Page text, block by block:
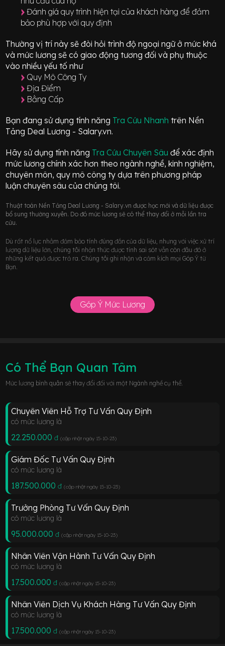
Đánh giá quy trình hiện tại của khách hàng để đảm
bảo phù hợp với quy định
Thường vị trí này sẽ đòi hỏi trình độ ngoại ngữ ở mứckhá
và mức lương sẽ có giao động tương đối và phụ thuộc
vào nhiều yếu tố như
Quy Mô Công Ty
Địa Điểm
Bằng Cấp
Bạn đang sử dụng tính năng Tra Cứu Nhanh trên Nền
Tảng Deal Lương - Salary.vn.
Hãy sử dụng tính năng Tra Cứu Chuyên Sâuđể xác định
mức lương chính xác hơn theo ngành nghề, kinh nghiệm,
chuyên môn, quy mô công ty dựa trên phương pháp
luận chuyên sâu của chúng tôi.
Thuật toán Nền Tảng Deal Lương - Salary.vn được học mới và dữ liệu được
bổ sung thường xuyên. Do đó mức lương sẽ có thể thay đổi ở mỗi lần tra
cứu.
Dù rất nổ lực nhằm đảm bảo tính đúng đắn của dữ liệu, nhưng với việc xử trí
lượng dữ liệu lớn, chúng tôi nhận thức được tính sai sót vẫn còn đâu đó ở
những kết quả được trả ra. Chúng tôi ghi nhận và cảm kích mọi Góp Ý từ
Bạn.
Góp Ý Mức Lương
Có Thể Bạn Quan Tâm
Mức lương bình quân sẽ thay đổi đối với một Ngành nghề cụ thể.
Chuyên Viên Hỗ Trợ Tư Vấn Quy Định
có mức lương là
22.250.000 đ (cập nhật ngày 15-10-23)
Giám Đốc Tư Vấn Quy Định
có mức lương là
187.500.000 đ (cập nhật ngày 15-10-23)
Trưởng Phòng Tư Vấn Quy Định
có mức lương là
95.000.000 đ (cập nhật ngày 15-10-23)
Nhân Viên Vận Hành Tư Vấn Quy Định
có mức lương là
17.500.000 đ (cập nhật ngày 15-10-23)
Nhân Viên Dịch Vụ Khách Hàng Tư Vấn Quy Định
có mức lương là
17.500.000 đ (cập nhật ngày 15-10-23)